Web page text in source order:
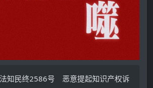
法知民终2586号 恶意提起知识产权诉